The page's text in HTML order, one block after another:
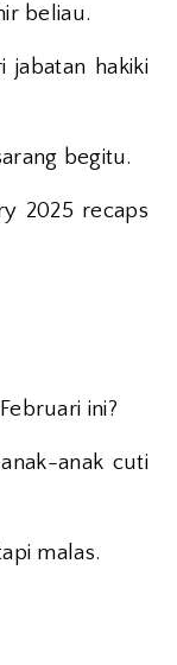
beliau.
jabatan hakiki
begitu.
2025 recaps
ini?
anak cuti
malas.